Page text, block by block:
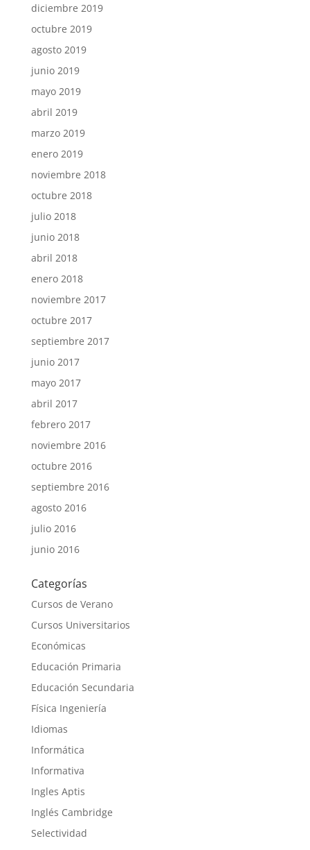
diciembre 2019
octubre 2019
agosto 2019
junio 2019
mayo 2019
abril 2019
marzo 2019
enero 2019
noviembre 2018
octubre 2018
julio 2018
junio 2018
abril 2018
enero 2018
noviembre 2017
octubre 2017
septiembre 2017
junio 2017
mayo 2017
abril 2017
febrero 2017
noviembre 2016
octubre 2016
septiembre 2016
agosto 2016
julio 2016
junio 2016
Categorías
Cursos de Verano
Cursos Universitarios
Económicas
Educación Primaria
Educación Secundaria
Física Ingeniería
Idiomas
Informática
Informativa
Ingles Aptis
Inglés Cambridge
Selectividad